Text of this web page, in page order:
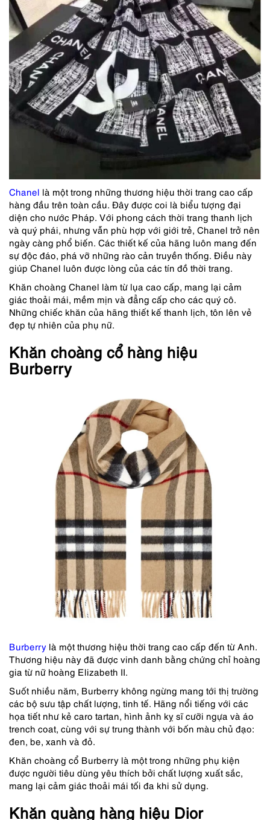
Chanel là một trong những thương hiệu thời trang cao cấp
hàng đầu trên toàn cầu. Đây được coi là biểu tượng đại
diện cho nước Pháp. Với phong cách thời trang thanh lịch
và quý phái, nhưng vẫn phù hợp với giới trẻ, Chanel trở nên
ngày càng phổ biến. Các thiết kế của hãng luôn mang đến
sự độc đáo, phá vỡ những rào cản truyền thống. Điều này
giúp Chanel luôn được lòng của các tín đồ thời trang.
Khăn choàng Chanel làm từ lụa cao cấp, mang lại cảm
giác thoải mái, mềm mịn và đẳng cấp cho các quý cô.
Những chiếc khăn của hãng thiết kế thanh lịch, tôn lên vẻ
đẹp tự nhiên của phụ nữ.
Khăn choàng cổ hàng hiệu
Burberry
Burberry là một thương hiệu thời trang cao cấp đến từ Anh.
Thương hiệu này đã được vinh danh bằng chứng chỉ hoàng
gia từ nữ hoàng Elizabeth II.
Suốt nhiều năm, Burberry không ngừng mang tới thị trường
các bộ sưu tập chất lượng, tinh tế. Hãng nổi tiếng với các
họa tiết như kẻ caro tartan, hình ảnh kỵ sĩ cưỡi ngựa và áo
trench coat, cùng với sự trung thành với bốn màu chủ đạo:
đen, be, xanh và đỏ.
Khăn choàng cổ Burberry là một trong những phụ kiện
được người tiêu dùng yêu thích bởi chất lượng xuất sắc,
mang lại cảm giác thoải mái tối đa khi sử dụng.
Khăn quàng hàng hiệu Dior